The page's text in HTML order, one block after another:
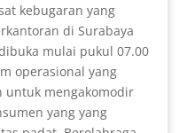
kebugaran yang
di Surabaya
mulai pukul 07.00
operasional yang
mengakomodir
yang yang